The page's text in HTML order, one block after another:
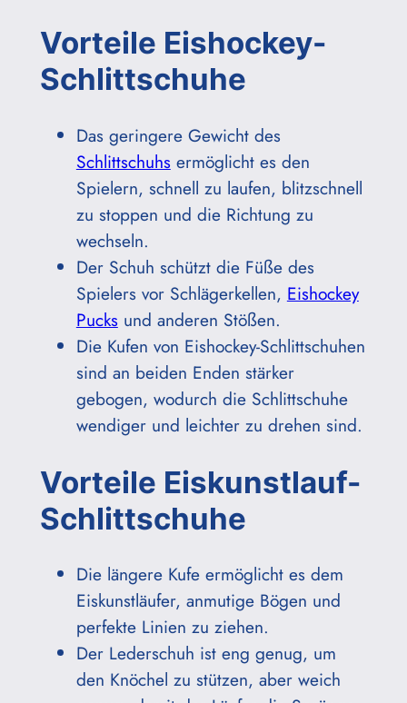
Vorteile Eishockey-
Schlittschuhe
Das geringere Gewicht des
Schlittschuhsermöglicht es den
Spielern, schnell zu laufen, blitzschnell
zu stoppen und die Richtung zu
wechseln.
Der Schuh schützt die Füße des
Spielers vor Schlägerkellen, Eishockey
Pucksund anderen Stößen.
Die Kufen von Eishockey-Schlittschuhen
sind an beiden Enden stärker
gebogen, wodurch die Schlittschuhe
wendiger und leichter zu drehen sind.
Vorteile Eiskunstlauf-
Schlittschuhe
Die längere Kufe ermöglicht es dem
Eiskunstläufer, anmutige Bögen und
perfekte Linien zu ziehen.
Der Lederschuh ist eng genug, um
den Knöchel zu stützen, aber weich